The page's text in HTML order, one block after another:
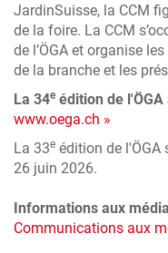
JardinSuisse, la CCM
de la foire. La CCM
de l’ÖGA et organise
de la branche et les
La 34eédition de l'ÖGA
www.oega.ch »
La 33e édition de l'ÖGA
26 juin 2026.
Informations aux
Communications aux